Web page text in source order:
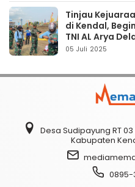
Tinjau
di Kendal,
TNI AL Arya
05 Juli 2025
Desa Sudipayung RT
Kabupaten
0895-